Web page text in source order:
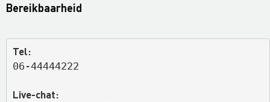
Bereikbaarheid
Tel:
06-44444222
Live-chat: